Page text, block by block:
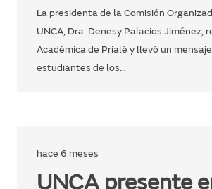
La presidenta de la Comisión
UNCA, Dra. Denesy Palacios Jiménez,
Académica de Prialé y llevó un
estudiantes de los…
hace 6 meses